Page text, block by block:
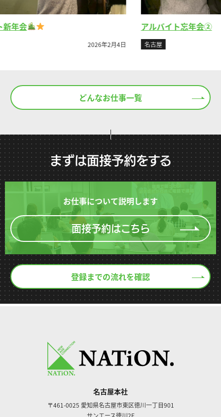
アルバイト忘年会②
2023年4月26日
どんなお仕事一覧
まずは面接予約をする
お仕事について説明します
面接予約はこちら
登録までの流れを確認
名古屋本社
〒461-0025 愛知県名古屋市東区徳川一丁目901
サンエース徳川2F